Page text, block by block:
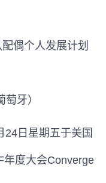
偶个人发展计划
牙）
24日星期五于美国
年度大会Converge